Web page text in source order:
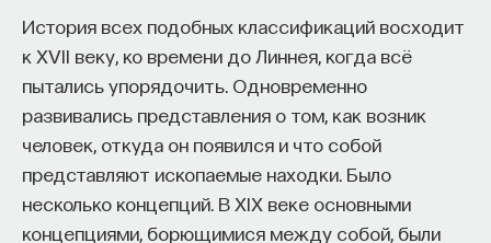
История всех подобных классификаций восходит
к XVII веку, ко времени до Линнея, когда всё
пытались упорядочить. Одновременно
развивались представления о том, как возник
человек, откуда он появился и что собой
представляют ископаемые находки. Было
несколько концепций. В XIX веке основными
концепциями, борющимися между собой, были
Специалисты сталкиваются с тремя ключевыми
барьерами:
Недостаток информации о глобальных
индустриях и карьерных возможностях
мешает поиску подходящих ваканси; ​
Непрозрачные механизмы в инновационных
компаниях усложняют процесс